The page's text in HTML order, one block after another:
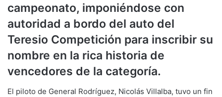
campeonato, imponiéndose con
autoridad a bordo del auto del
Teresio Competición para inscribir su
nombre en la rica historia de
vencedores de la categoría.
El piloto de General Rodríguez, Nicolás Villalba, tuvo un fin